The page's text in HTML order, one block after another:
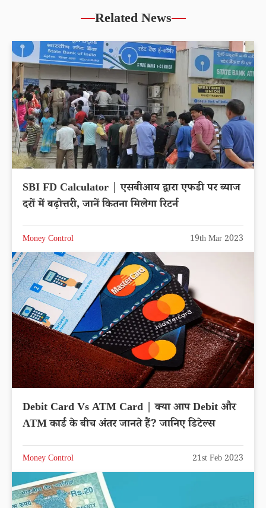
Related News
SBI FD Calculator | एसबीआय द्वारा एफडी पर ब्याज
दरों में बढ़ोत्तरी, जानें कितना मिलेगा रिटर्न
Money Control 19th Mar 2023
Debit Card Vs ATM Card | क्या आप Debit और
ATM कार्ड के बीच अंतर जानते हैं? जानिए डिटेल्स
Money Control 21st Feb 2023